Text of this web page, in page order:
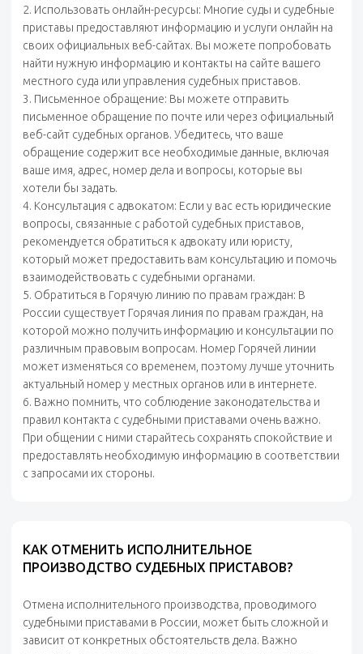
2. Использовать онлайн-ресурсы: Многие суды и судебные
приставы предоставляют информацию и услуги онлайн на
своих официальных веб-сайтах. Вы можете попробовать
найти нужную информацию и контакты на сайте вашего
местного суда или управления судебных приставов.
3. Письменное обращение: Вы можете отправить
письменное обращение по почте или через официальный
веб-сайт судебных органов. Убедитесь, что ваше
обращение содержит все необходимые данные, включая
ваше имя, адрес, номер дела и вопросы, которые вы
хотели бы задать.
4. Консультация с адвокатом: Если у вас есть юридические
вопросы, связанные с работой судебных приставов,
рекомендуется обратиться к адвокату или юристу,
который может предоставить вам консультацию и помочь
взаимодействовать с судебными органами.
5. Обратиться в Горячую линию по правам граждан: В
России существует Горячая линия по правам граждан, на
которой можно получить информацию и консультации по
различным правовым вопросам. Номер Горячей линии
может изменяться со временем, поэтому лучше уточнить
актуальный номер у местных органов или в интернете.
6. Важно помнить, что соблюдение законодательства и
правил контакта с судебными приставами очень важно.
При общении с ними старайтесь сохранять спокойствие и
предоставлять необходимую информацию в соответствии
с запросами их стороны.
КАК ОТМЕНИТЬ ИСПОЛНИТЕЛЬНОЕ
ПРОИЗВОДСТВО СУДЕБНЫХ ПРИСТАВОВ?
Отмена исполнительного производства, проводимого
судебными приставами в России, может быть сложной и
зависит от конкретных обстоятельств дела. Важно